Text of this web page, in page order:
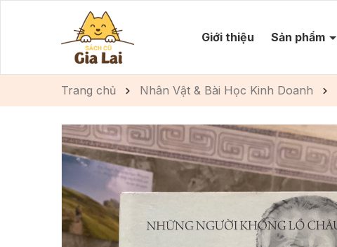
Giới thiệu Sản phẩm
Trang chủ Nhân Vật & Bài Học Kinh Doanh